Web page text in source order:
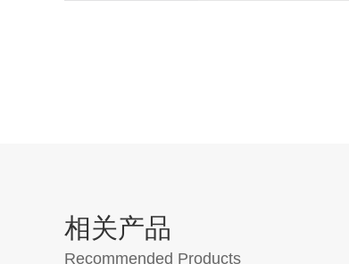
相关产品
Recommended Products